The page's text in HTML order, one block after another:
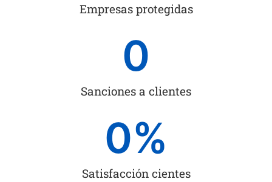
Empresas protegidas
Sanciones a clientes
0
Satisfacción cientes
0%